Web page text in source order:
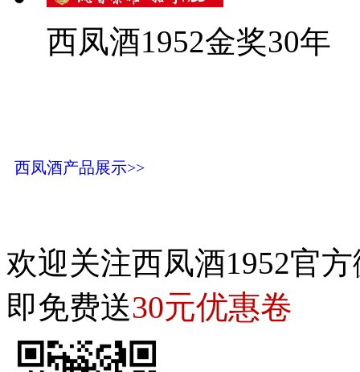
西凤酒1952金奖30年
西凤酒产品展示>>
欢迎关注西凤酒1952官
即免费送30元优惠卷